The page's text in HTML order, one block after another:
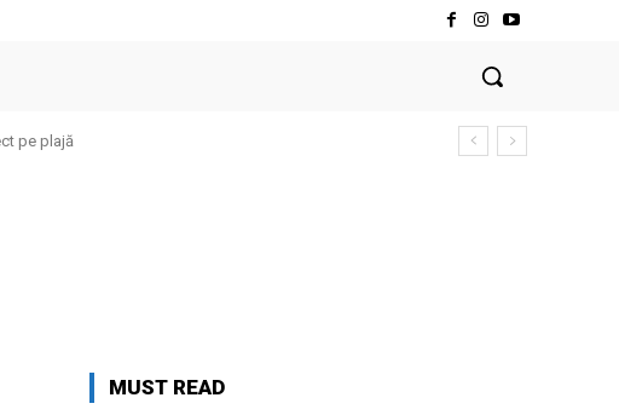
pe plajă
MUST READ